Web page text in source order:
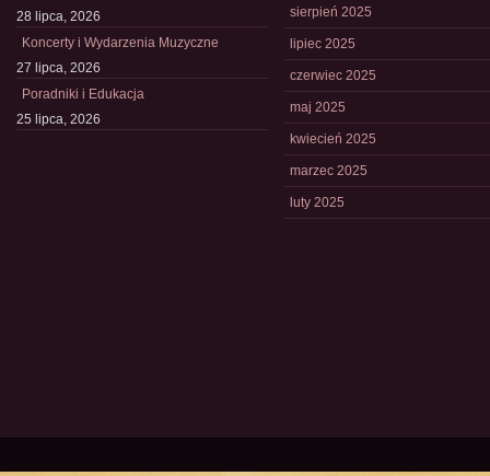
28 lipca, 2026
Koncerty i Wydarzenia Muzyczne
27 lipca, 2026
Poradniki i Edukacja
25 lipca, 2026
sierpień 2025
lipiec 2025
czerwiec 2025
maj 2025
kwiecień 2025
marzec 2025
luty 2025